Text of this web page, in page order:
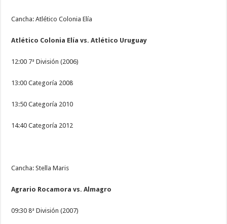
Cancha: Atlético Colonia Elía
Atlético Colonia Elía vs. Atlético Uruguay
12:00 7ª División (2006)
13:00 Categoría 2008
13:50 Categoría 2010
14:40 Categoría 2012
Cancha: Stella Maris
Agrario Rocamora vs. Almagro
09:30 8ª División (2007)